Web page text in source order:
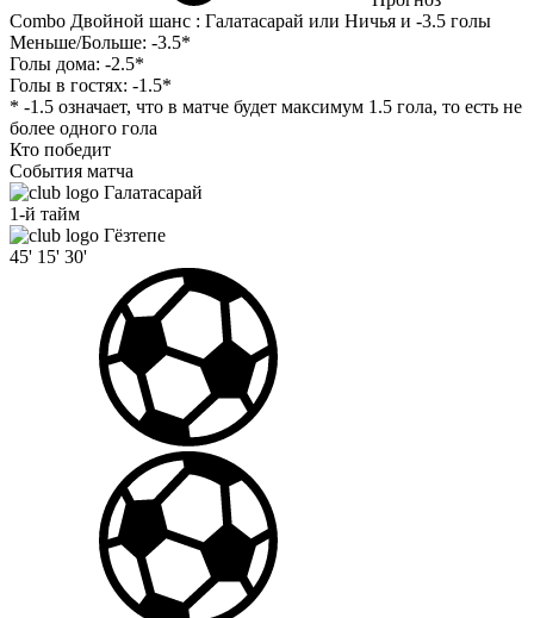
Combo Двойной шанс : Галатасарай или Ничья и -3.5 голы
Меньше/Больше: -3.5*
Голы дома: -2.5*
Голы в гостях: -1.5*
* -1.5 означает, что в матче будет максимум 1.5 гола, то есть не
более одного гола
Кто победит
События матча
Галатасарай
1-й тайм
Гёзтепе
45' 15' 30'